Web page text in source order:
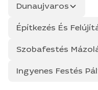
Dunaujvaros
Építkezés És
Szobafestés
Ingyenes Festés